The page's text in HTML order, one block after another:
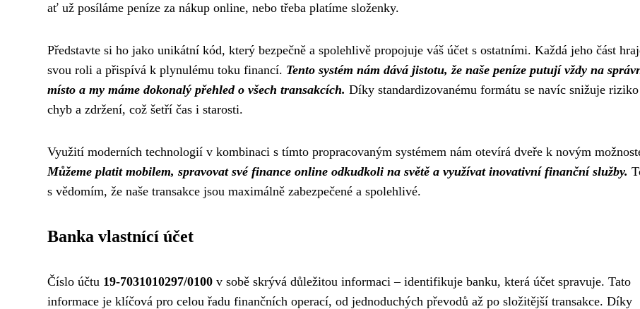
ať už posíláme peníze za nákup online, nebo třeba platíme složenky.
Představte si ho jako unikátní kód, který bezpečně a spolehlivě propojuje váš účet s ostatními. Každá jeho část
svou roli a přispívá k plynulému toku financí. Tento systém nám dává jistotu, že naše peníze putují vždy na
místo a my máme dokonalý přehled o všech transakcích. Díky standardizovanému formátu se navíc snižuje riziko
chyb a zdržení, což šetří čas i starosti.
Využití moderních technologií v kombinaci s tímto propracovaným systémem nám otevírá dveře k novým
Můžeme platit mobilem, spravovat své finance online odkudkoli na světě a využívat inovativní finanční služby.
s vědomím, že naše transakce jsou maximálně zabezpečené a spolehlivé.
Banka vlastnící účet
Číslo účtu 19-7031010297/0100 v sobě skrývá důležitou informaci – identifikuje banku, která účet spravuje. Tato
informace je klíčová pro celou řadu finančních operací, od jednoduchých převodů až po složitější transakce. Díky